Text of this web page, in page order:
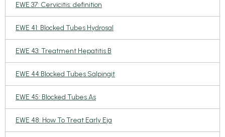
EWE 37: Cervicitis: definition
EWE 41: Blocked Tubes Hydrosal
EWE 43: Treatment Hepatitis B
EWE 44:Blocked Tubes Salpingit
EWE 45: Blocked Tubes As
EWE 48: How To Treat Early Eja